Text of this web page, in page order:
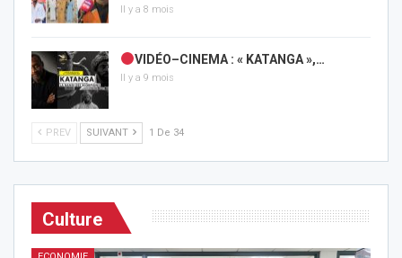
Il y a 8 mois
VIDÉO–CINEMA : « KATANGA »,…
Il y a 9 mois
PREV SUIVANT 1 De 34
Culture